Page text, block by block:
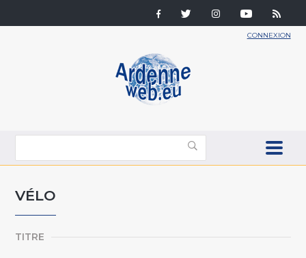
CONNEXION
VÉLO
TITRE